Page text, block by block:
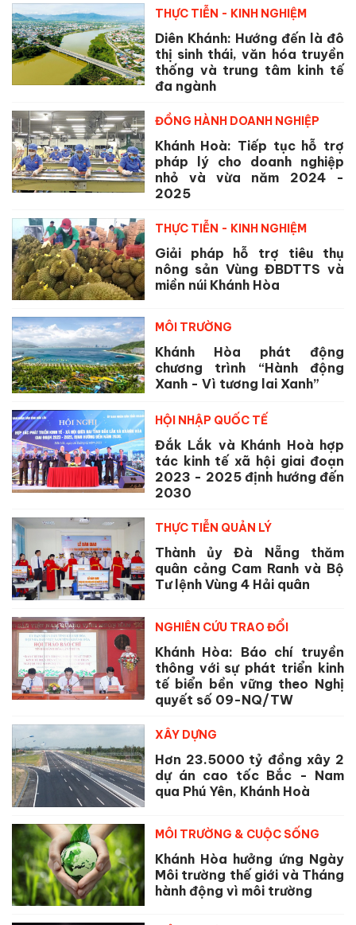
THỰC TIỄN - KINH NGHIỆM
Diên Khánh: Hướng đến là đô
thị sinh thái, văn hóa truyền
thống và trung tâm kinh tế
đa ngành
ĐỒNG HÀNH DOANH NGHIỆP
Khánh Hoà: Tiếp tục hỗ trợ
pháp lý cho doanh nghiệp
nhỏ và vừa năm 2024 -
2025
THỰC TIỄN - KINH NGHIỆM
Giải pháp hỗ trợ tiêu thụ
nông sản Vùng ĐBDTTS và
miền núi Khánh Hòa
MÔI TRƯỜNG
Khánh Hòa phát động
chương trình “Hành động
Xanh - Vì tương lai Xanh”
HỘI NHẬP QUỐC TẾ
Đắk Lắk và Khánh Hoà hợp
tác kinh tế xã hội giai đoạn
2023 - 2025 định hướng đến
2030
THỰC TIỄN QUẢN LÝ
Thành ủy Đà Nẵng thăm
quân cảng Cam Ranh và Bộ
Tư lệnh Vùng 4 Hải quân
NGHIÊN CỨU TRAO ĐỔI
Khánh Hòa: Báo chí truyền
thông với sự phát triển kinh
tế biển bền vững theo Nghị
quyết số 09-NQ/TW
XÂY DỰNG
Hơn 23.5000 tỷ đồng xây 2
dự án cao tốc Bắc - Nam
qua Phú Yên, Khánh Hoà
MÔI TRƯỜNG & CUỘC SỐNG
Khánh Hòa hưởng ứng Ngày
Môi trường thế giới và Tháng
hành động vì môi trường